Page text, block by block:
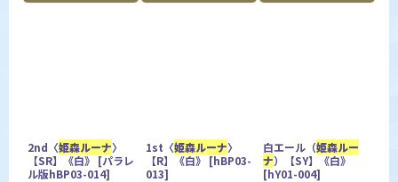
2nd〈姫森ルーナ〉
【SR】《白》 [パラレ
ル版hBP03-014]
1st〈姫森ルーナ〉
【R】《白》 [hBP03-
013]
白エール（姫森ルー
ナ）【SY】《白》
[hY01-004]